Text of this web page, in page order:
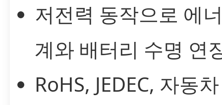
저전력 동작으로 에
계와 배터리 수명 연
RoHS, JEDEC, 자동